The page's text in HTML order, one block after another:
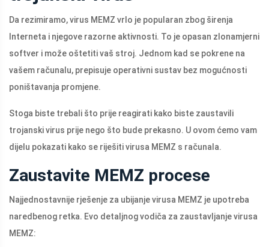
Da rezimiramo, virus MEMZ vrlo je popularan zbog širenja
Interneta i njegove razorne aktivnosti. To je opasan zlonamjerni
softver i može oštetiti vaš stroj. Jednom kad se pokrene na
vašem računalu, prepisuje operativni sustav bez mogućnosti
poništavanja promjene.
Stoga biste trebali što prije reagirati kako biste zaustavili
trojanski virus prije nego što bude prekasno. U ovom ćemo vam
dijelu pokazati kako se riješiti virusa MEMZ s računala.
Zaustavite MEMZ procese
Najjednostavnije rješenje za ubijanje virusa MEMZ je upotreba
naredbenog retka. Evo detaljnog vodiča za zaustavljanje virusa
MEMZ: